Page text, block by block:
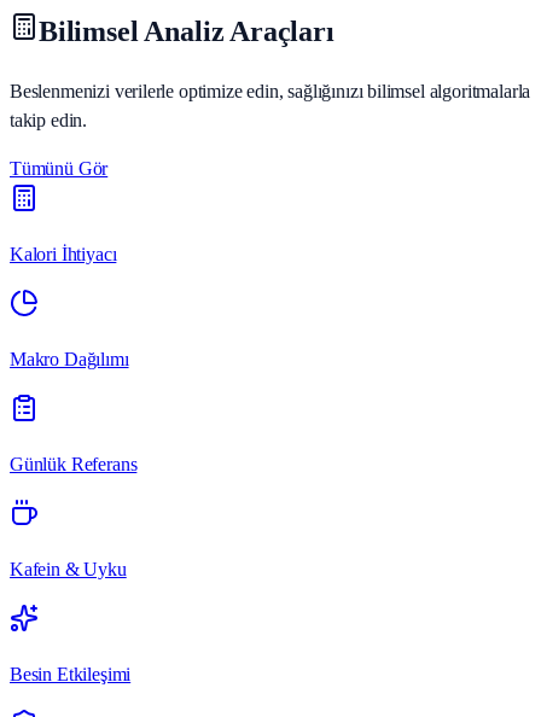
Bilimsel Analiz Araçları
Beslenmenizi verilerle optimize edin, sağlığınızı bilimsel algoritmalarla
takip edin.
Tümünü Gör
Kalori İhtiyacı
Makro Dağılımı
Günlük Referans
Kafein & Uyku
Besin Etkileşimi